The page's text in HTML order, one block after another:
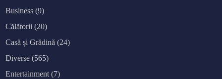
Business (9)
Călătorii (20)
Casă și Grădină (24)
Diverse (565)
Entertainment (7)